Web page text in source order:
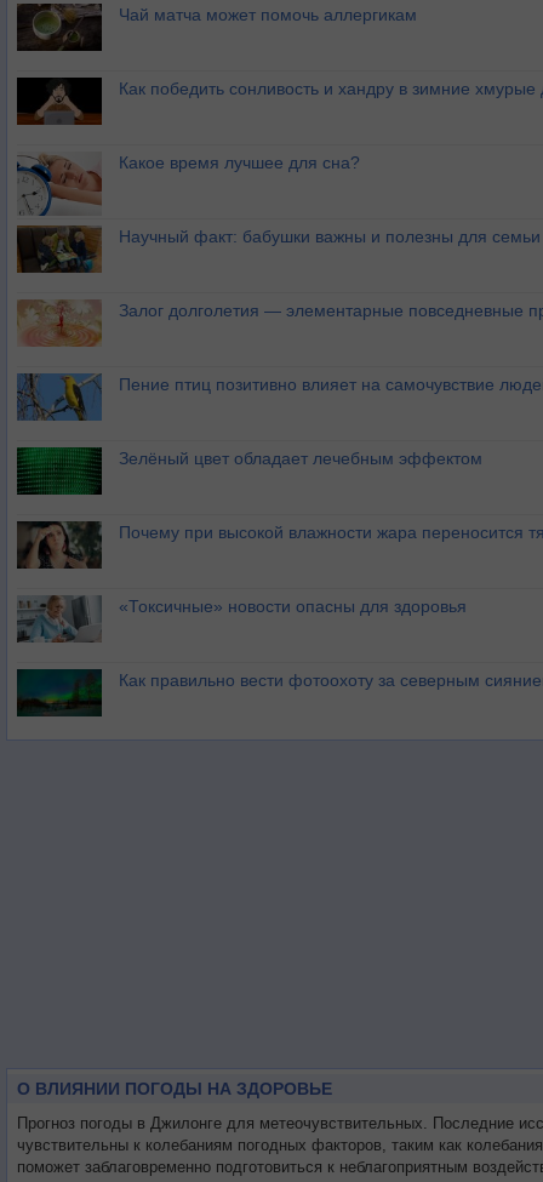
Чай матча может помочь аллергикам
Как победить сонливость и хандру в зимние хмурые
Какое время лучшее для сна?
Научный факт: бабушки важны и полезны для семьи
Залог долголетия — элементарные повседневные
Пение птиц позитивно влияет на самочувствие
Зелёный цвет обладает лечебным эффектом
Почему при высокой влажности жара переносится
«Токсичные» новости опасны для здоровья
Как правильно вести фотоохоту за северным
О ВЛИЯНИИ ПОГОДЫ НА ЗДОРОВЬЕ
Прогноз погоды в Джилонге для метеочувствительных. Последние
чувствительны к колебаниям погодных факторов, таким как
поможет заблаговременно подготовиться к неблагоприятным